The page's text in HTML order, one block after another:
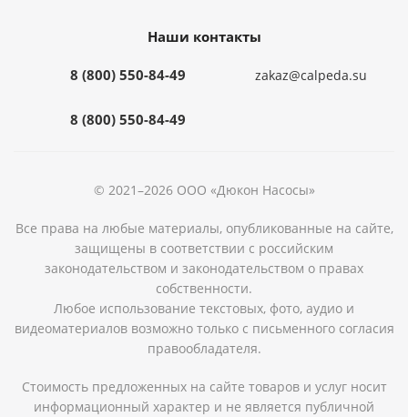
Наши контакты
8 (800) 550-84-49
8 (800) 550-84-49
zakaz@calpeda.su
© 2021–2026 ООО «Дюкон Насосы»
Все права на любые материалы, опубликованные на сайте,
защищены в соответствии с российским
законодательством и законодательством о правах
собственности.
Любое использование текстовых, фото, аудио и
видеоматериалов возможно только с письменного согласия
правообладателя.
Стоимость предложенных на сайте товаров и услуг носит
информационный характер и не является публичной